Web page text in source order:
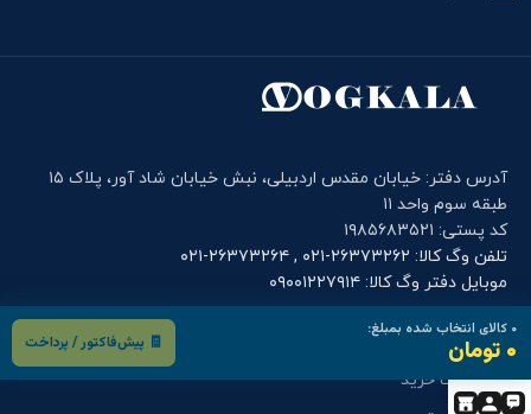
۰ کالای انتخاب شده بمبلغ:
۰ تومان 🧾 پیش‌فاکتور / پرداخت
آدرس دفتر: خیابان مقدس اردبیلی، نبش خیابان شاد آور، پلاک ۱۵
طبقه سوم واحد ۱۱
کد پستی: ۱۹۸۵۶۸۳۵۲۱
تلفن وگ کالا: ۲۶۳۷۳۲۶۲-۰۲۱ , ۲۶۳۷۳۲۶۴-۰۲۱
موبایل دفتر وگ کالا: ۰۹۰۰۱۲۲۷۹۱۴
فرم های کاربری
درخواست خرید